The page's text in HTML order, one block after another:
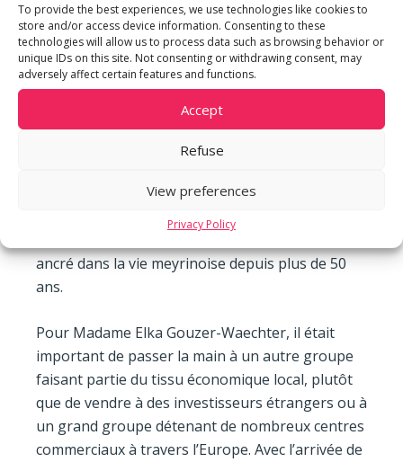
To provide the best experiences, we use technologies like cookies to
store and/or access device information. Consenting to these
technologies will allow us to process data such as browsing behavior or
unique IDs on this site. Not consenting or withdrawing consent, may
adversely affect certain features and functions.
Accept
Refuse
View preferences
Privacy Policy
Grâce à son réseau et à la diversification de ses
activités, m3 GROUPE souhaite développer
Meyrin Centre et le moderniser, notamment en y
pour les clients, les commerçants et la commune.
démontre sa volonté de renforcer le lien social
entre les habitants et de donner un nouveau
ancré dans la vie meyrinoise depuis plus de 50
ans.
Pour Madame Elka Gouzer-Waechter, il était
important de passer la main à un autre groupe
faisant partie du tissu économique local, plutôt
que de vendre à des investisseurs étrangers ou à
un grand groupe détenant de nombreux centres
commerciaux à travers l’Europe. Avec l’arrivée de